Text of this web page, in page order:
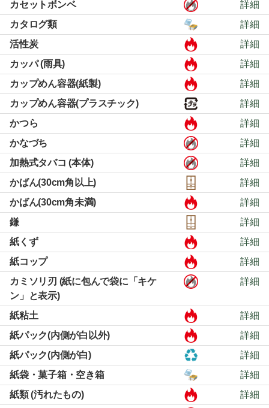
カセットボンベ
詳細
カタログ類
詳細
活性炭
詳細
カッパ (雨具)
詳細
カップめん容器(紙製)
詳細
カップめん容器(プラスチック)
詳細
かつら
詳細
かなづち
詳細
加熱式タバコ (本体)
詳細
かばん(30cm角以上)
詳細
かばん(30cm角未満)
詳細
鎌
詳細
紙くず
詳細
紙コップ
詳細
カミソリ刃 (紙に包んで袋に「キケ
ン」と表示)
詳細
紙粘土
詳細
紙パック(内側が白以外)
詳細
紙パック(内側が白)
詳細
紙袋・菓子箱・空き箱
詳細
紙類 (汚れたもの)
詳細